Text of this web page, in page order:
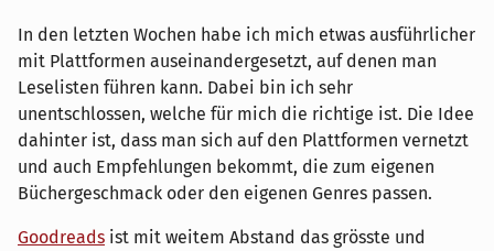
In den letzten Wochen habe ich mich etwas ausführlicher
mit Plattformen auseinandergesetzt, auf denen man
Leselisten führen kann. Dabei bin ich sehr
unentschlossen, welche für mich die richtige ist. Die Idee
dahinter ist, dass man sich auf den Plattformen vernetzt
und auch Empfehlungen bekommt, die zum eigenen
Büchergeschmack oder den eigenen Genres passen.
Goodreads ist mit weitem Abstand das grösste und